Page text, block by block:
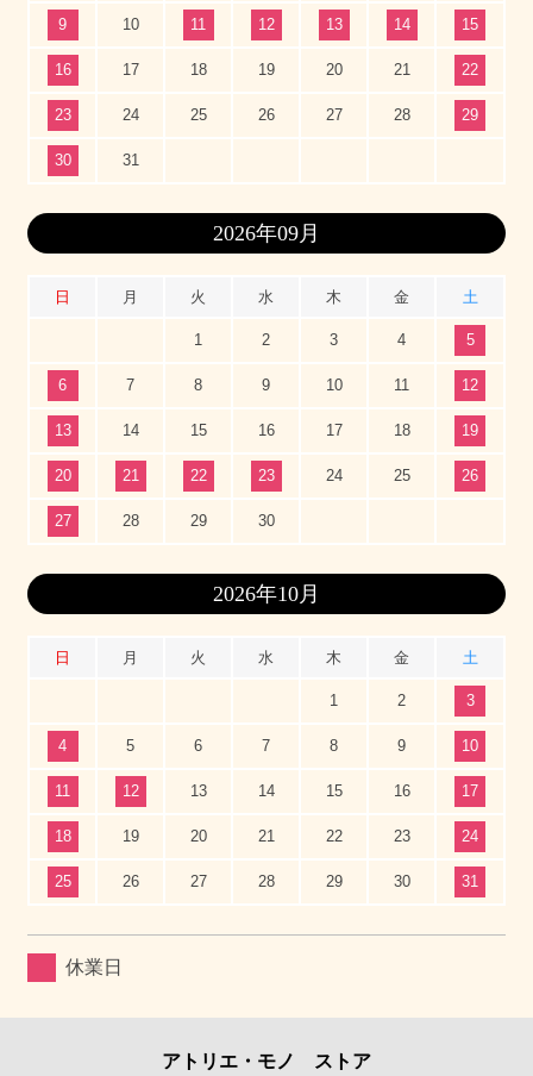
9 10 11 12 13 14 15
16 17 18 19 20 21 22
23 24 25 26 27 28 29
30 31
2026年09月
日 月 火 水 木 金 土
1 2 3 4 5
6 7 8 9 10 11 12
13 14 15 16 17 18 19
20 21 22 23 24 25 26
27 28 29 30
2026年10月
日 月 火 水 木 金 土
1 2 3
4 5 6 7 8 9 10
11 12 13 14 15 16 17
18 19 20 21 22 23 24
25 26 27 28 29 30 31
休業日
アトリエ・モノ ストア